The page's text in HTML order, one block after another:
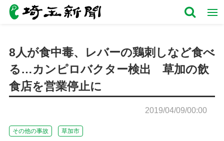
8人が食中毒、レバーの鶏刺しなど食べ
る…カンピロバクター検出 草加の飲
食店を営業停止に
2019/04/09/00:00
その他の事故 草加市